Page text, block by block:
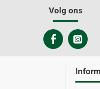
Volg ons